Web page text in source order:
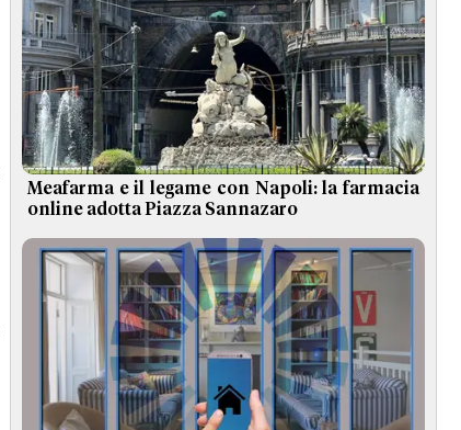
Meafarma e il legame con Napoli: la farmacia
online adotta Piazza Sannazaro